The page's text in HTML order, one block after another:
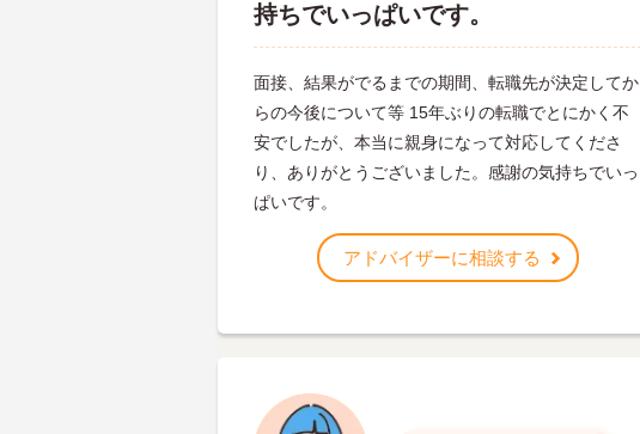
持ちでいっぱいです。
面接、結果がでるまでの期間、転職先が決定してか
らの今後について等 15年ぶりの転職でとにかく不
安でしたが、本当に親身になって対応してくださ
り、ありがとうございました。感謝の気持ちでいっ
ぱいです。
アドバイザーに相談する